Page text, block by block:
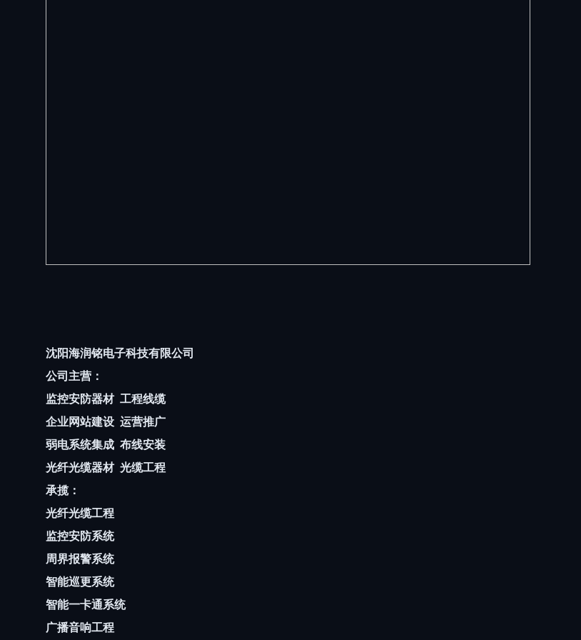
沈阳海润铭电子科技有限公司
公司主营：
监控安防器材 工程线缆
企业网站建设 运营推广
弱电系统集成 布线安装
光纤光缆器材 光缆工程
承揽：
光纤光缆工程
监控安防系统
周界报警系统
智能巡更系统
智能一卡通系统
广播音响工程